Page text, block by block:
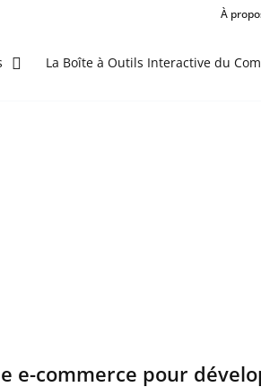
À
La Boîte à Outils Interactive du
e-commerce pour